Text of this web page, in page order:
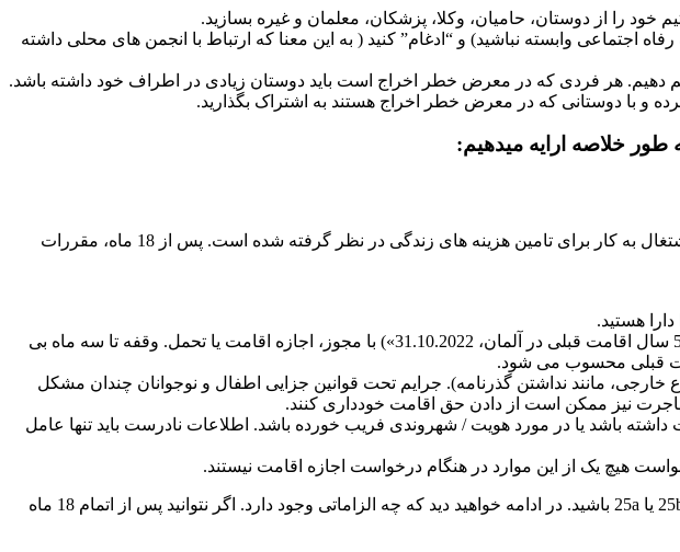
خود را از دوستان، حامیان، وکلا، پزشکان، معلمان و غیره بسازید.
اجتماعی وابسته نباشید) و “ادغام” کنید ( به این معنا که ارتباط با انجمن های محلی داشته
دهیم. هر فردی که در معرض خطر اخراج است باید دوستان زیادی در اطراف خود داشته باشد.
و با دوستانی که در معرض خطر اخراج هستند به اشتراک بگذارید.
خلاصه ارایه میدهیم:
فرصت اقامت طبق §104c AufenthG حق موقت اقامت برای 18 ماه است. این 18 ماه برای گرفتن پاسپورت و اشتغال به کار برای تامین هزینه های زندگی در نظر گرفته شده است. پس از 18 ماه، مقررات
اگرقبل از 31.10.2017 وارد کشور آلمان شده اید و حداقل پنج سال بدون وقفه در آلمان اقامت داشته اید («5 سال اقامت قبلی در آلمان، 31.10.2022») با مجوز، اجازه اقامت یا تحمل. وقفه تا سه ماه بی
(جرایم طبق قانون در مورد اتباع خارجی، مانند نداشتن گذرنامه). جرایم تحت قوانین جزایی اطفال و نوجوانان چندان مشکل
نیز ممکن است از دادن حق اقامت خودداری کنند.
باشد یا در مورد هویت / شهروندی فریب خورده باشد. اطلاعات نادرست باید تنها عامل
هیچ یک از این موارد در هنگام درخواست اجازه اقامت نیستند.
این اجازه اقامت فقط 18 ماه اعتبار دارد. در طی این 18 ماه، شما باید آماده درخواست مجوز اقامت طبق 25b یا 25a باشید. در ادامه خواهید دید که چه الزاماتی وجود دارد. اگر نتوانید پس از اتمام 18 ماه